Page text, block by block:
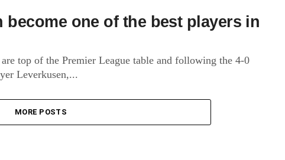
one of the best players in
top of the Premier League table and following the 4-0
Leverkusen,...
MORE POSTS